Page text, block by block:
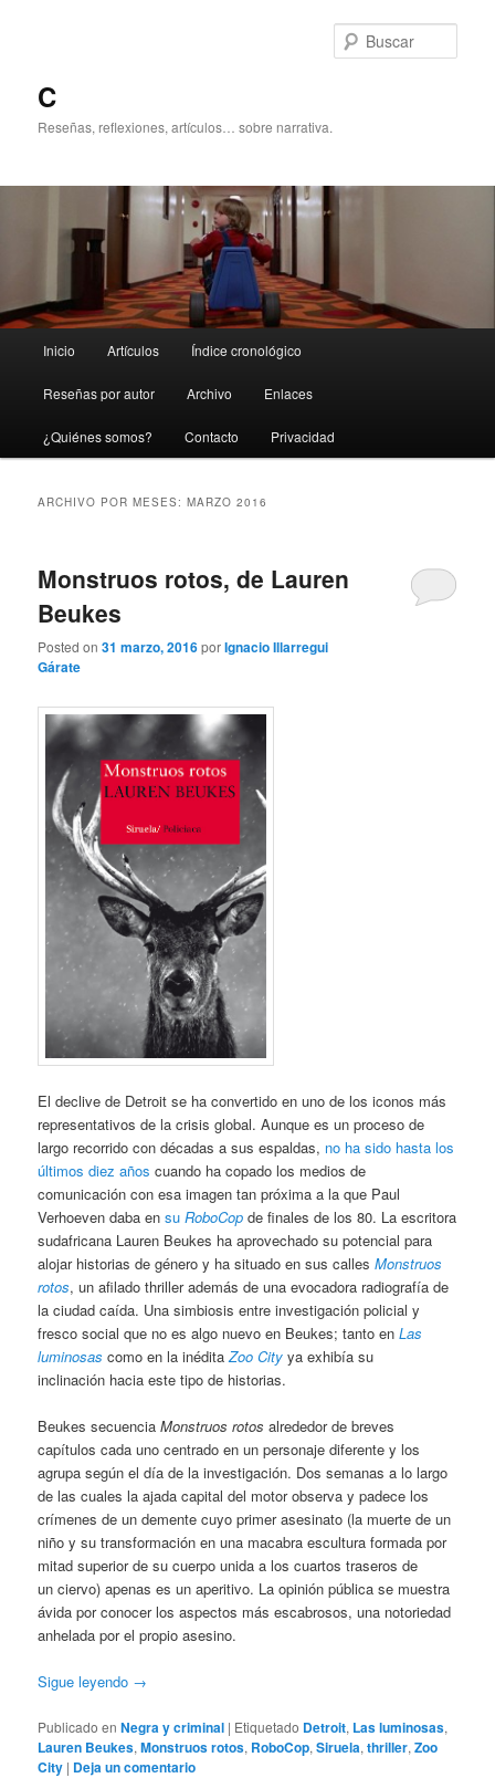
C
Reseñas, reflexiones, artículos… sobre narrativa.
principal
Inicio Artículos Índice cronológico
Reseñas por autor Archivo Enlaces
¿Quiénes somos? Contacto Privacidad
ARCHIVO POR MESES:MARZO 2016
Monstruos rotos, de Lauren
Beukes
Posted on31 marzo, 2016porIgnacio Illarregui
Gárate
El declive de Detroit se ha convertido en uno de los iconos más
representativos de la crisis global. Aunque es un proceso de
largo recorrido con décadas a sus espaldas, no ha sido hasta los
últimos diez años cuando ha copado los medios de
comunicación con esa imagen tan próxima a la que Paul
Verhoeven daba ensuRoboCop de finales de los 80. La escritora
sudafricana Lauren Beukes ha aprovechado su potencial para
alojar historias de género y ha situado en sus callesMonstruos
rotos, un afilado thriller además de una evocadora radiografía de
la ciudad caída. Una simbiosis entre investigación policial y
fresco social que no es algo nuevo en Beukes; tanto enLas
luminosas como en la inéditaZoo City ya exhibía su
inclinación hacia este tipo de historias.
Beukes secuenciaMonstruos rotos alrededor de breves
capítulos cada uno centrado en un personaje diferente y los
agrupa según el día de la investigación. Dos semanas a lo largo
de las cuales la ajada capital del motor observa y padece los
crímenes de un demente cuyo primer asesinato (la muerte de un
niño y su transformación en una macabra escultura formada por
mitad superior de su cuerpo unida a los cuartos traseros de
un ciervo) apenas es un aperitivo. La opinión pública se muestra
ávida por conocer los aspectos más escabrosos, una notoriedad
anhelada por el propio asesino.
Sigue leyendo →
Publicado en Negra y criminal | Etiquetado Detroit, Las luminosas,
Lauren Beukes,Monstruos rotos, RoboCop,Siruela,thriller,Zoo
City | Deja un comentario